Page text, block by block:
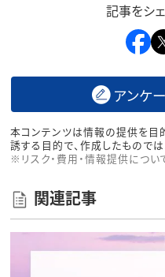
記事をシ
アンケ
本コンテンツは情報の提供を目
誘する目的で、作成したものでは
※リスク・費用・情報提供につい
関連記事